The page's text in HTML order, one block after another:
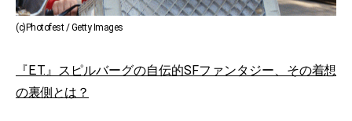
(c)Photofest / Getty Images
『E.T.』スピルバーグの自伝的SFファンタジー、その着想
の裏側とは？